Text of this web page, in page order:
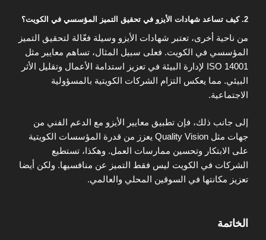
2. كيف تساعد شهادات الأيزو في تحقيق التميز المؤسسي في الكويت؟
من ناحية أخرى، تعتبر شهادات الأيزو وسيلة فعّالة لتحقيق التميز
المؤسسي في الكويت. فعلى سبيل المثال، تساهم معايير مثل
ISO 14001 لإدارة البيئة في تعزيز استدامة الأعمال وتقليل الأثر
البيئي. مما يعكس التزام الشركات الكويتية بالمسؤولية
الاجتماعية.
إلى جانب ذلك، فإن تطبيق معايير الأيزو مع الدعم الفني من
جهات مثل Quality Vision يعزز من قدرة المؤسسات الكويتية
على الابتكار وتحسين ممارسات العمل. وهكذا، تستطيع
الشركات في الكويت ليس فقط التميز عن منافسيها. ولكن أيضا
تعزيز مكانتها في السوقين المحلي والعالمي.
الخاتمة